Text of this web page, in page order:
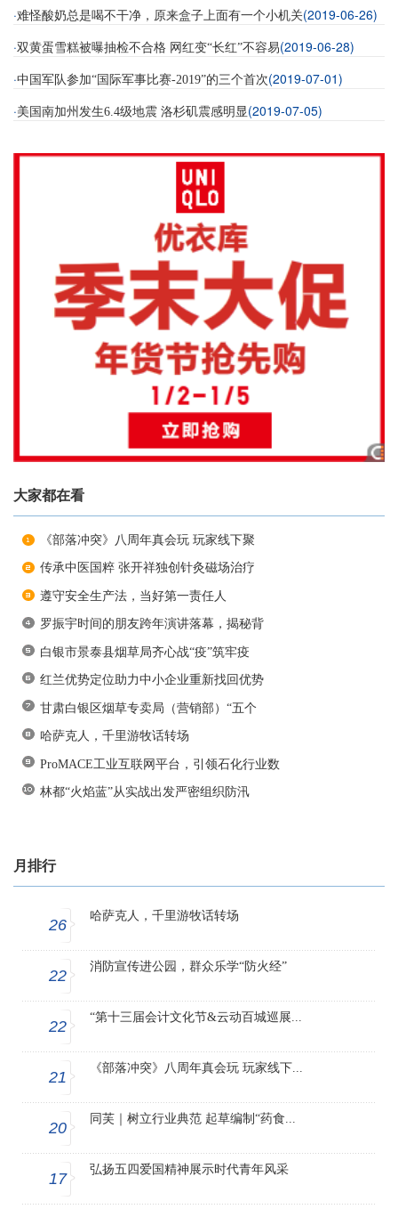
·难怪酸奶总是喝不干净，原来盒子上面有一个小机关(2019-06-26)
·双黄蛋雪糕被曝抽检不合格 网红变“长红”不容易(2019-06-28)
·中国军队参加“国际军事比赛-2019”的三个首次(2019-07-01)
·美国南加州发生6.4级地震 洛杉矶震感明显 (2019-07-05)
大家都在看
《部落冲突》八周年真会玩 玩家线下聚
传承中医国粹 张开祥独创针灸磁场治疗
遵守安全生产法，当好第一责任人
罗振宇时间的朋友跨年演讲落幕，揭秘背
白银市景泰县烟草局齐心战“疫”筑牢疫
红兰优势定位助力中小企业重新找回优势
甘肃白银区烟草专卖局（营销部）“五个
哈萨克人，千里游牧话转场
ProMACE工业互联网平台，引领石化行业数
林都“火焰蓝”从实战出发严密组织防汛
月排行
26
哈萨克人，千里游牧话转场
22
消防宣传进公园，群众乐学“防火经”
22
“第十三届会计文化节&云动百城巡展...
21
《部落冲突》八周年真会玩 玩家线下...
20
同芙｜树立行业典范 起草编制“药食...
17
弘扬五四爱国精神展示时代青年风采